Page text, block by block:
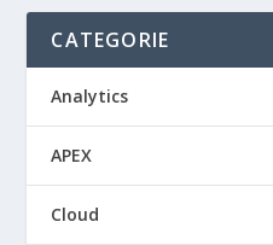
CATEGORIE
Analytics
APEX
Cloud